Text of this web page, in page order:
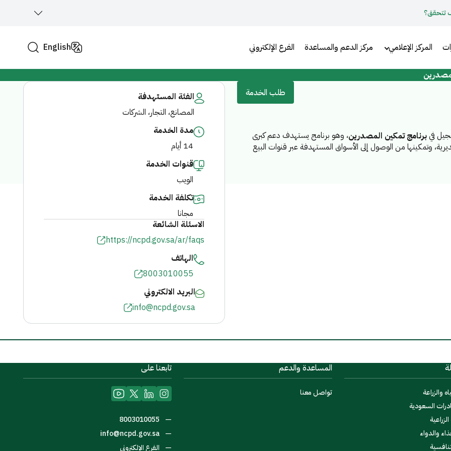
تتحقق؟
المركز الإعلامي مركز الدعم والمساعدة الفرع الإلكتروني English
طلب الخدمة
فيبرنامج تمكين المصدرين، وهو برنامج يستهدف دعم كبرى
وتمكينها من الوصول إلى الأسواق المستهدفة عبر قنوات البيع
الفئة المستهدفة
المصانع، التجار، الشركات
مدة الخدمة
14 أيام
قنوات الخدمة
الويب
تكلفة الخدمة
مجانا
الاسئلة الشائعة
https://ncpd.gov.sa/ar/faqs
الهاتف
8003010055
البريد الالكتروني
info@ncpd.gov.sa
والزراعة
السعودية
والدواء
المساعدة والدعم
تواصل معنا
تابعنا على
—
—
info@ncpd.gov.sa
— الفرع الإلكتروني